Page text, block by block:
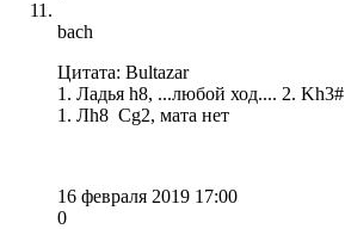
bach
Цитата: Bultazar
1. Ладья h8, ...любой ход.... 2. Kh3#
1. Лh8 Cg2, мата нет
16 февраля 2019 17:00
0